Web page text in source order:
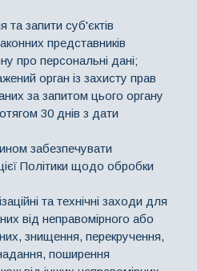
та запити суб'єктів
представників
про персональні дані;
орган із захисту прав
за запитом цього органу
30 днів з дати
забезпечувати
Політики щодо обробки
та технічні заходи для
від неправомірного або
знищення, перекручення,
поширення